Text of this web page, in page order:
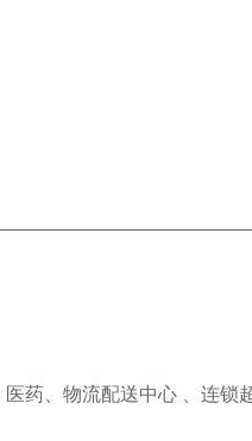
医药、物流配送中心
、连锁